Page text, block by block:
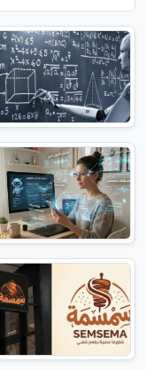
أتمتة الأعمال والذكاء
الاصطناعي
أتمتة الأعمال والذكاء
الاصطناعي
مشاريع تجارية